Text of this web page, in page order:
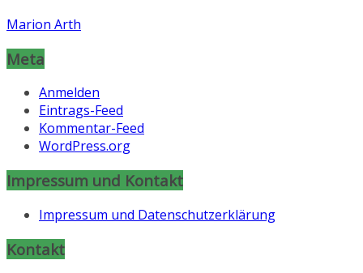
Marion Arth
Meta
Anmelden
Eintrags-Feed
Kommentar-Feed
WordPress.org
Impressum und Kontakt
Impressum und Datenschutzerklärung
Kontakt